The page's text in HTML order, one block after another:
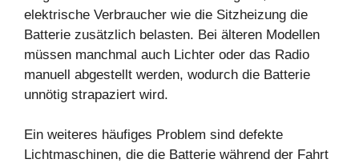
elektrische Verbraucher wie die Sitzheizung die
Batterie zusätzlich belasten. Bei älteren Modellen
müssen manchmal auch Lichter oder das Radio
manuell abgestellt werden, wodurch die Batterie
unnötig strapaziert wird.
Ein weiteres häufiges Problem sind defekte
Lichtmaschinen, die die Batterie während der Fahrt